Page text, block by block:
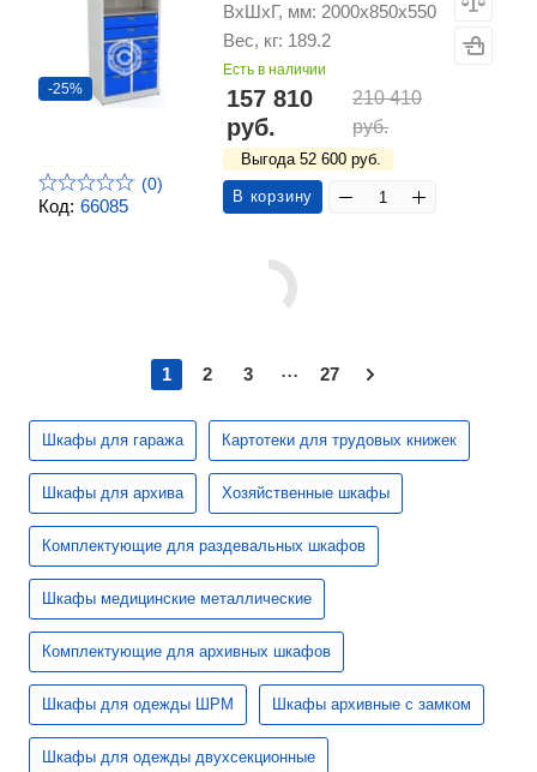
Код: 66085
-25%
(0)
ВхШхГ, мм: 2000х850х550
Вес, кг: 189.2
Есть в наличии
157 810
руб.
210 410
руб.
Выгода 52 600 руб.
В корзину
1 2 3 ... 27
Шкафы для гаража Картотеки для трудовых книжек
Шкафы для архива Хозяйственные шкафы
Комплектующие для раздевальных шкафов
Шкафы медицинские металлические
Комплектующие для архивных шкафов
Шкафы для одежды ШРМ Шкафы архивные с замком
Шкафы для одежды двухсекционные